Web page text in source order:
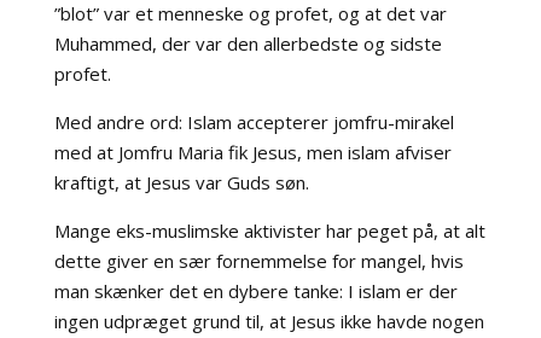
”blot” var et menneske og profet, og at det var
Muhammed, der var den allerbedste og sidste
profet.
Med andre ord: Islam accepterer jomfru-mirakel
med at Jomfru Maria fik Jesus, men islam afviser
kraftigt, at Jesus var Guds søn.
Mange eks-muslimske aktivisterhar peget på, at alt
dette giver en sær fornemmelse for mangel, hvis
man skænker det en dybere tanke: I islam er der
ingen udpræget grund til, at Jesus ikke havde nogen